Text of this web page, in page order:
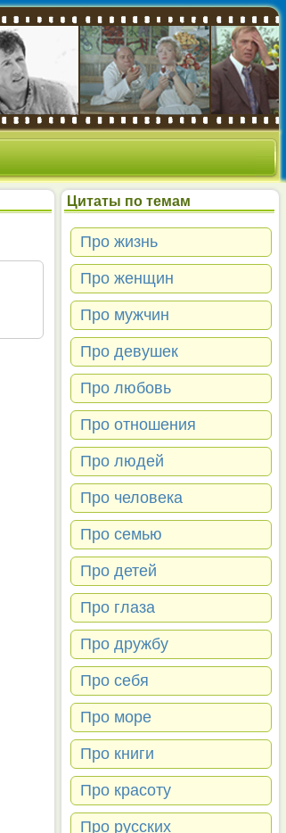
Цитаты по темам
Про жизнь
Про женщин
Про мужчин
Про девушек
Про любовь
Про отношения
Про людей
Про человека
Про семью
Про детей
Про глаза
Про дружбу
Про себя
Про море
Про книги
Про красоту
Про русских